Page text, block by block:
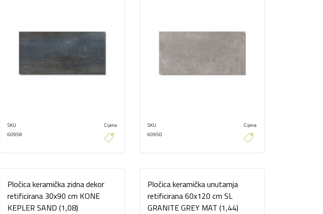
SKU
60958
Cijena
SKU
60950
Cijena
Pločica keramička zidna dekor
retificirana 30x90 cm KONE
KEPLER SAND (1,08)
Pločica keramička unutarnja
retificirana 60x120 cm SL
GRANITE GREY MAT (1,44)